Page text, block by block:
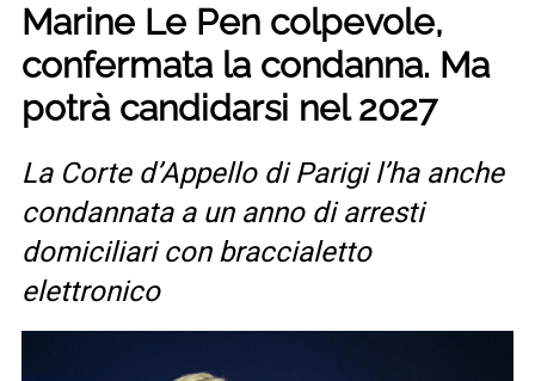
Marine Le Pen colpevole,
confermata la condanna. Ma
potrà candidarsi nel 2027
La Corte d’Appello di Parigi l’ha anche
condannata a un anno di arresti
domiciliari con braccialetto
elettronico